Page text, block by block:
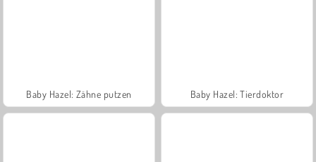
Baby Hazel: Zähne putzen Baby Hazel: Tierdoktor